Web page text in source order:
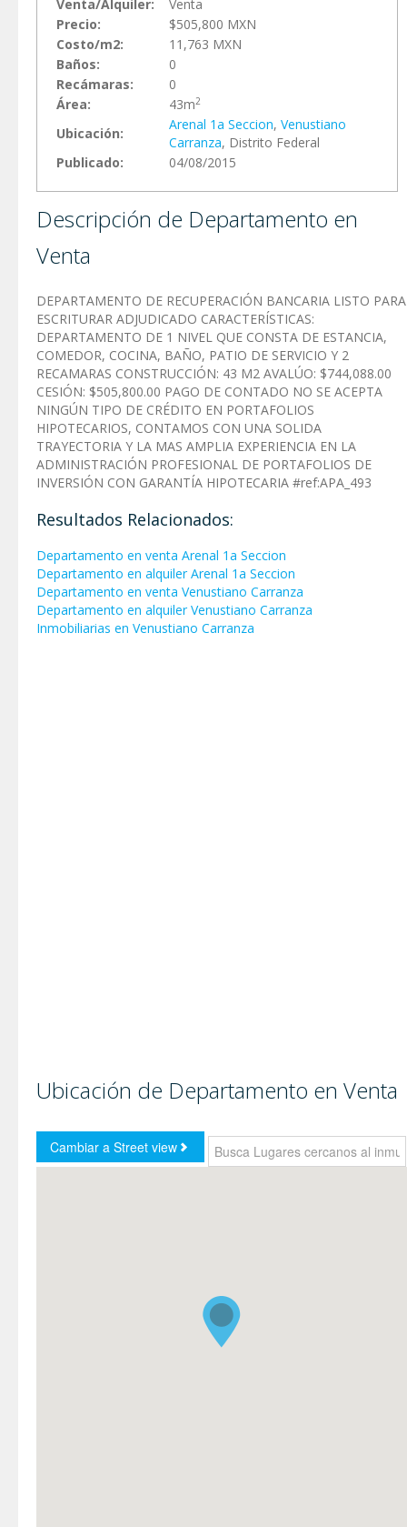
Venta/Alquiler:
Venta
Precio:
$505,800 MXN
Costo/m2:
11,763 MXN
Baños:
0
Recámaras:
0
Área:
43m2
Ubicación:
Arenal 1a Seccion, Venustiano
Carranza, Distrito Federal
Publicado:
04/08/2015
Descripción de Departamento en
Venta
DEPARTAMENTO DE RECUPERACIÓN BANCARIA LISTO PARA
ESCRITURAR ADJUDICADO CARACTERÍSTICAS:
DEPARTAMENTO DE 1 NIVEL QUE CONSTA DE ESTANCIA,
COMEDOR, COCINA, BAÑO, PATIO DE SERVICIO Y 2
RECAMARAS CONSTRUCCIÓN: 43 M2 AVALÚO: $744,088.00
CESIÓN: $505,800.00 PAGO DE CONTADO NO SE ACEPTA
NINGÚN TIPO DE CRÉDITO EN PORTAFOLIOS
HIPOTECARIOS, CONTAMOS CON UNA SOLIDA
TRAYECTORIA Y LA MAS AMPLIA EXPERIENCIA EN LA
ADMINISTRACIÓN PROFESIONAL DE PORTAFOLIOS DE
INVERSIÓN CON GARANTÍA HIPOTECARIA #ref:APA_493
Resultados Relacionados:
Departamento en venta Arenal 1a Seccion
Departamento en alquiler Arenal 1a Seccion
Departamento en venta Venustiano Carranza
Departamento en alquiler Venustiano Carranza
Inmobiliarias en Venustiano Carranza
Ubicación de Departamento en Venta